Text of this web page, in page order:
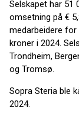
Selskapet har 51
omsetning på €
medarbeidere for
kroner i 2024.
Trondheim,
og Tromsø.
Sopra Steria ble
2024.